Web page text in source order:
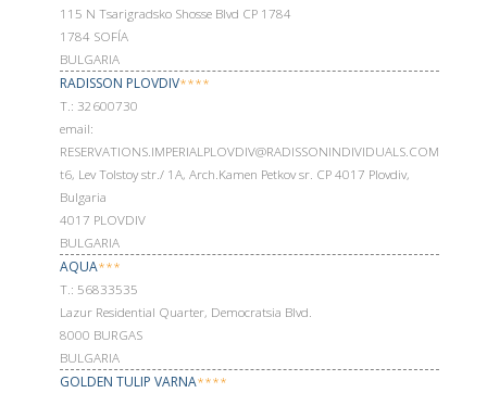
115 N Tsarigradsko Shosse Blvd CP 1784
1784 SOFÍA
BULGARIA
RADISSON PLOVDIV****
Т.: 32600730
email:
RESERVATIONS.IMPERIALPLOVDIV@RADISSONINDIVIDUALS.COM
t6, Lev Tolstoy str./ 1A, Arch.Kamen Petkov sr. CP 4017 Plovdiv,
Bulgaria
4017 PLOVDIV
BULGARIA
AQUA***
Т.: 56833535
Lazur Residential Quarter, Democratsia Blvd.
8000 BURGAS
BULGARIA
GOLDEN TULIP VARNA****